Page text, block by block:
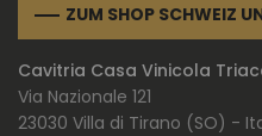
ZUM SHOP SCHWEIZ
Cavitria Casa Vinicola
Via Nazionale 121
23030 Villa di Tirano (SO) -